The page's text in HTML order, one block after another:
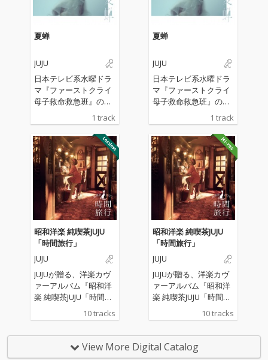
夏蝉
JUJU
日本テレビ系水曜ドラ
マ『ファーストクライ
母子救命救急班』の主
1 track
夏蝉
JUJU
日本テレビ系水曜ドラ
マ『ファーストクライ
母子救命救急班』の主
1 track
昭和洋楽 純喫茶JUJU
「時間旅行」
JUJU
JUJUが贈る、洋楽カヴ
ァーアルバム『昭和洋
楽 純喫茶JUJU「時間旅
行」』。 “昭和の時代
に日本で愛された洋
正隆プロデュースのも
と、 誰もが心に残る名
10 tracks
昭和洋楽 純喫茶JUJU
「時間旅行」
JUJU
JUJUが贈る、洋楽カヴ
ァーアルバム『昭和洋
楽 純喫茶JUJU「時間旅
行」』。 “昭和の時代
に日本で愛された洋
正隆プロデュースのも
と、 誰もが心に残る名
10 tracks
View More Digital Catalog